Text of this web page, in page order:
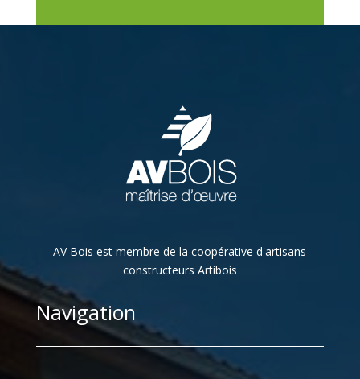
AV Bois est membre de la coopérative d'artisans
constructeurs Artibois
Navigation